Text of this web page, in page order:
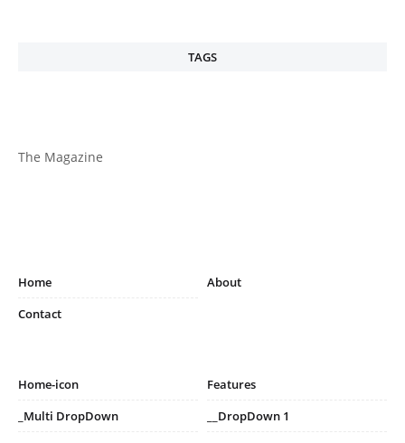
TAGS
The Magazine
Home
About
Contact
Home-icon
Features
_Multi DropDown
__DropDown 1